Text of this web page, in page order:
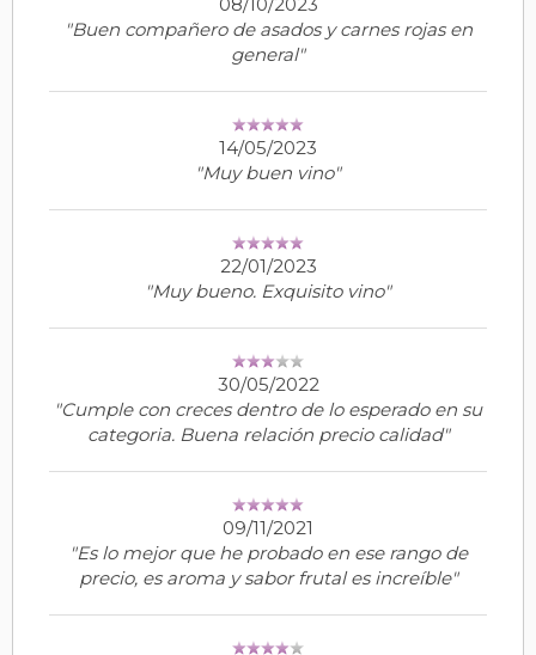
"Buen compañero de asados y carnes rojas en
general"
14/05/2023
"Muy buen vino"
22/01/2023
"Muy bueno. Exquisito vino"
30/05/2022
"Cumple con creces dentro de lo esperado en su
categoria. Buena relación precio calidad"
09/11/2021
"Es lo mejor que he probado en ese rango de
precio, es aroma y sabor frutal es increíble"